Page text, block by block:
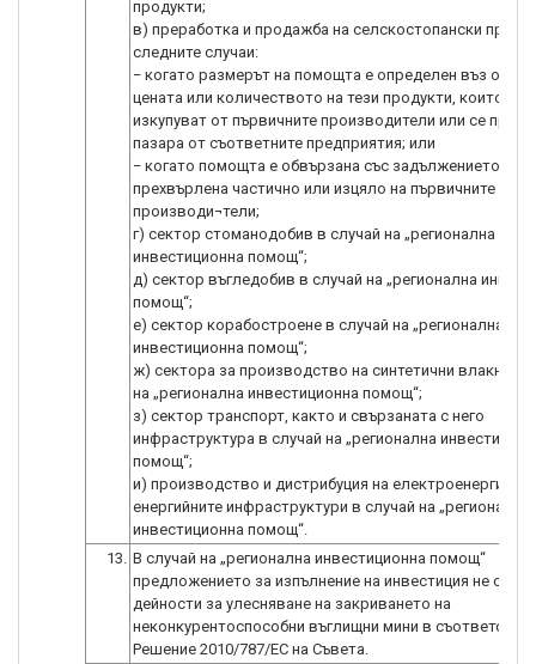
продукти;
в) преработка и продажба на селскостопански
следните случаи:
− когато размерът на помощта е определен въз
цената или количеството на тези продукти, които се
изкупуват от първичните производители или се
пазара от съответните предприятия; или
− когато помощта е обвързана със задължението да
прехвърлена частично или изцяло на първичните
производи¬тели;
г) сектор стоманодобив в случай на „регионална
инвестиционна помощ“;
д) сектор въгледобив в случай на „регионална
помощ“;
е) сектор корабостроене в случай на „регионална
инвестиционна помощ“;
ж) сектора за производство на синтетични влакна в
на „регионална инвестиционна помощ“;
з) сектор транспорт, както и свързаната с него
инфраструктура в случай на „регионална
помощ“;
и) производство и дистрибуция на електроенергия и
енергийните инфраструктури в случай на „регионална
инвестиционна помощ“.
13. В случай на „регионална инвестиционна помощ“
предложението за изпълнение на инвестиция не
дейности за улесняване на закриването на
неконкурентоспособни въглищни мини в
Решение 2010/787/ЕС на Съвета.